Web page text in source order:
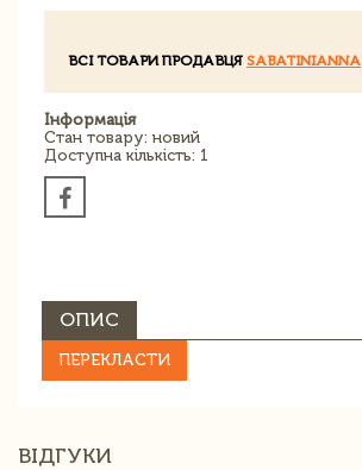
ВСІ ТОВАРИ ПРОДАВЦЯ SABATINIANNA
Інформація
Стан товару: новий
Доступна кількість: 1
ОПИС
ПЕРЕКЛАСТИ
ВІДГУКИ